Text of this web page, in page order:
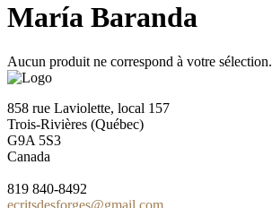
María Baranda
Aucun produit ne correspond à votre sélection.
858 rue Laviolette, local 157
Trois-Rivières (Québec)
G9A 5S3
Canada
819 840-8492
ecritsdesforges@gmail.com